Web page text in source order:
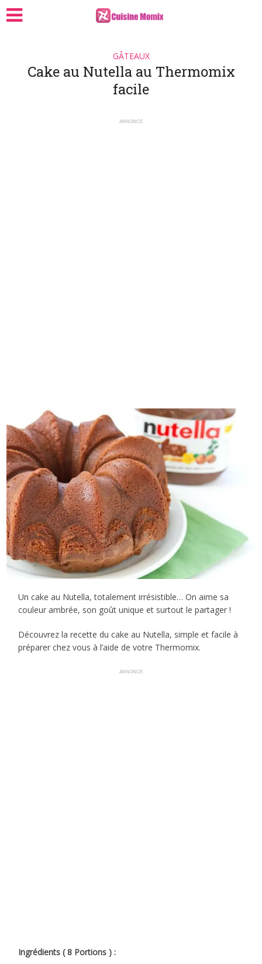
GÂTEAUX
Cake au Nutella au Thermomix
facile
ANNONCE
Un cake au Nutella, totalement irrésistible… On aime sa
couleur ambrée, son goût unique et surtout le partager !
Découvrez la recette du cake au Nutella, simple et facile à
préparer chez vous à l’aide de votre Thermomix.
ANNONCE
Ingrédients ( 8 Portions ) :